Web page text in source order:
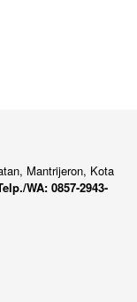
Mantrijeron, Kota
WA: 0857-2943-